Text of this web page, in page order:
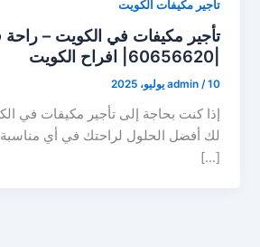
تاجير مكيفات الكويت
تأجير مكيفات في الكويت –
|60656620| افراح الكويت
admin /10 يوليو، 2025
إذا كنت بحاجة إلى تأجير مكيفات في
لك أفضل الحلول لراحتك في أي
[…]